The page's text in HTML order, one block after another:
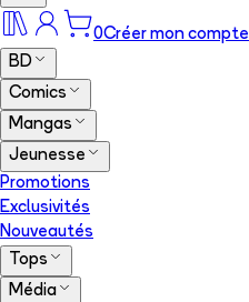
0Créer mon compte
BD
Comics
Mangas
Jeunesse
Promotions
Exclusivités
Nouveautés
Tops
Média